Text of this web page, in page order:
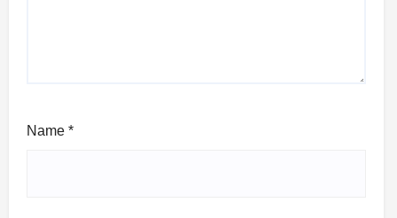
Name *